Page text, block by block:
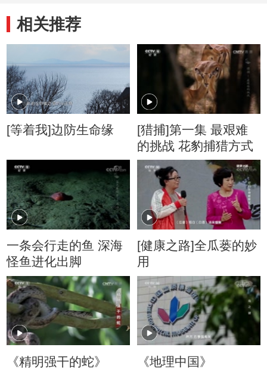
相关推荐
[等着我]边防生命缘
[猎捕]第一集 最艰难
的挑战 花豹捕猎方式
一条会行走的鱼 深海
怪鱼进化出脚
[健康之路]全瓜蒌的妙
用
《精明强干的蛇》
《地理中国》